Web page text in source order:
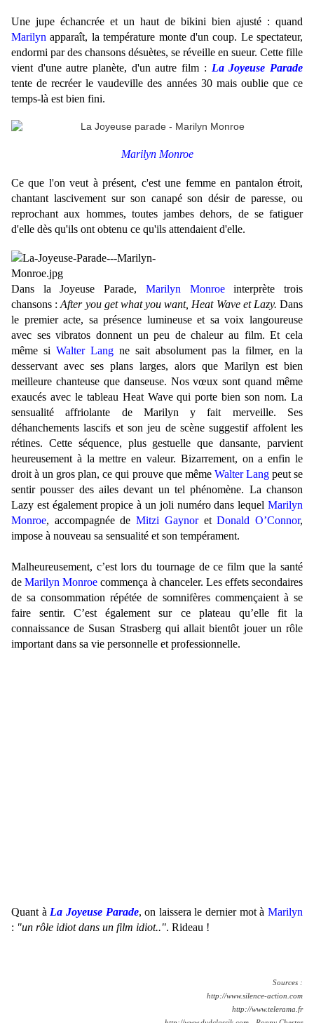
Une jupe échancrée et un haut de bikini bien ajusté : quand
Marilyn apparaît, la température monte d'un coup. Le spectateur,
endormi par des chansons désuètes, se réveille en sueur. Cette fille
vient d'une autre planète, d'un autre film : La Joyeuse Parade
tente de recréer le vaudeville des années 30 mais oublie que ce
temps-là est bien fini.
Marilyn Monroe
Ce que l'on veut à présent, c'est une femme en pantalon étroit,
chantant lascivement sur son canapé son désir de paresse, ou
reprochant aux hommes, toutes jambes dehors, de se fatiguer
d'elle dès qu'ils ont obtenu ce qu'ils attendaient d'elle.
Dans la Joyeuse Parade, Marilyn Monroeinterprète trois
chansons :After you get what you want, Heat Wave et Lazy. Dans
le premier acte, sa présence lumineuse et sa voix langoureuse
avec ses vibratos donnent un peu de chaleur au film. Et cela
même si Walter Lang ne sait absolument pas la filmer, en la
desservant avec ses plans larges, alors que Marilyn est bien
meilleure chanteuse que danseuse. Nos vœux sont quand même
exaucés avec le tableau Heat Wave qui porte bien son nom. La
sensualité affriolante de Marilyn y fait merveille. Ses
déhanchements lascifs et son jeu de scène suggestif affolent les
rétines. Cette séquence, plus gestuelle que dansante, parvient
heureusement à la mettre en valeur. Bizarrement, on a enfin le
droit à un gros plan, ce qui prouve que même Walter Langpeut se
sentir pousser des ailes devant un tel phénomène. La chanson
Lazy est également propice à un joli numéro dans lequel Marilyn
Monroe, accompagnée deMitzi GaynoretDonald O’Connor,
impose à nouveau sa sensualité et son tempérament.
Malheureusement, c’est lors du tournage de ce film que la santé
deMarilyn Monroe commença à chanceler. Les effets secondaires
de sa consommation répétée de somnifères commençaient à se
faire sentir. C’est également sur ce plateau qu’elle fit la
connaissance de Susan Strasberg qui allait bientôt jouer un rôle
important dans sa vie personnelle et professionnelle.
Quant à La Joyeuse Parade, on laissera le dernier mot àMarilyn
: "un rôle idiot dans un film idiot..". Rideau !
Sources :
http://www.silence-action.com
http://www.telerama.fr